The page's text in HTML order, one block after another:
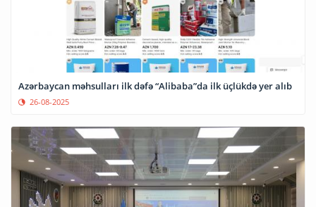
Azərbaycan məhsulları ilk dəfə “Alibaba”da ilk üçlükdə yer alıb
26-08-2025